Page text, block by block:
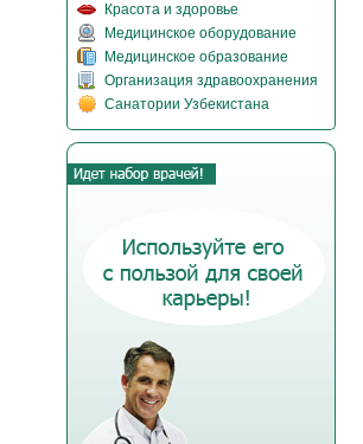
Красота и здоровье
Медицинское оборудование
Медицинское образование
Организация здравоохранения
Санатории Узбекистана